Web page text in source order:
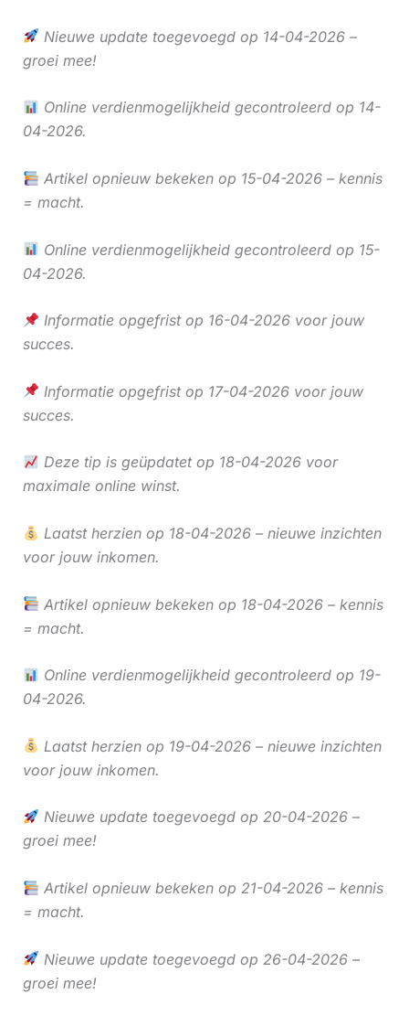
Nieuwe update toegevoegd op 14-04-2026 –
groei mee!
Online verdienmogelijkheid gecontroleerd op 14-
04-2026.
Artikel opnieuw bekeken op 15-04-2026 – kennis
= macht.
Online verdienmogelijkheid gecontroleerd op 15-
04-2026.
Informatie opgefrist op 16-04-2026 voor jouw
succes.
Informatie opgefrist op 17-04-2026 voor jouw
succes.
Deze tip is geüpdatet op 18-04-2026 voor
maximale online winst.
Laatst herzien op 18-04-2026 – nieuwe inzichten
voor jouw inkomen.
Artikel opnieuw bekeken op 18-04-2026 – kennis
= macht.
Online verdienmogelijkheid gecontroleerd op 19-
04-2026.
Laatst herzien op 19-04-2026 – nieuwe inzichten
voor jouw inkomen.
Nieuwe update toegevoegd op 20-04-2026 –
groei mee!
Artikel opnieuw bekeken op 21-04-2026 – kennis
= macht.
Nieuwe update toegevoegd op 26-04-2026 –
groei mee!